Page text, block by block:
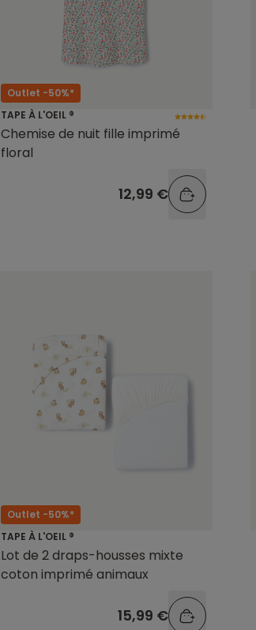
Outlet -50%*
TAPE À L'OEIL ®
Chemise de nuit fille imprimé
floral
12,99 €
Outlet -50%*
TAPE À L'OEIL ®
Lot de 2 draps-housses mixte
coton imprimé animaux
15,99 €